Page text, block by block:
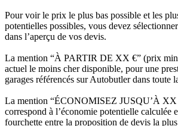
Pour voir le prix le plus bas possible et les
potentielles possibles, vous devez
dans l’aperçu de vos devis.
La mention “À PARTIR DE XX €” (prix
actuel le moins cher disponible, pour une
garages référencés sur Autobutler dans toute
La mention “ÉCONOMISEZ JUSQU’À
correspond à l’économie potentielle calculée
fourchette entre la proposition de devis la